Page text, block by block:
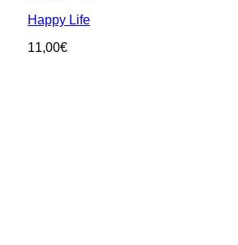
Happy Life
11,00€